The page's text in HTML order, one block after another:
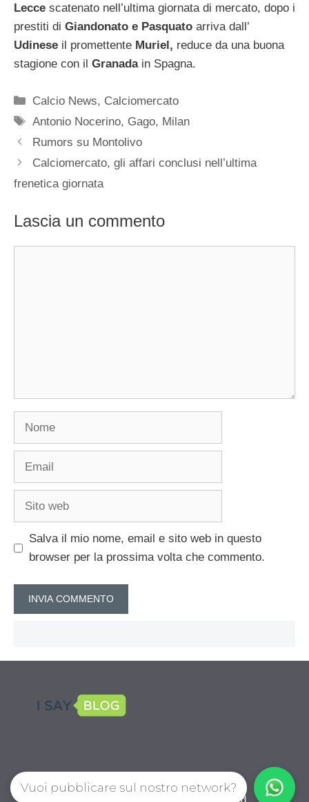
Lecce scatenato nell’ultima giornata di mercato, dopo i
prestiti di Giandonato e Pasquato arriva dall’
Udinese il promettente Muriel, reduce da una buona
stagione con il Granadain Spagna.
Categorie
Calcio News, Calciomercato
Tag
Antonio Nocerino, Gago, Milan
Rumors su Montolivo
Calciomercato, gli affari conclusi nell’ultima
frenetica giornata
Lascia un commento
Nome
Email
Sito
Salva il mio nome, email e sito web in questo
browser per la prossima volta che commento.
CalcioPro.com © 2026. All right reserverd.
Vuoi pubblicare sul nostro network?